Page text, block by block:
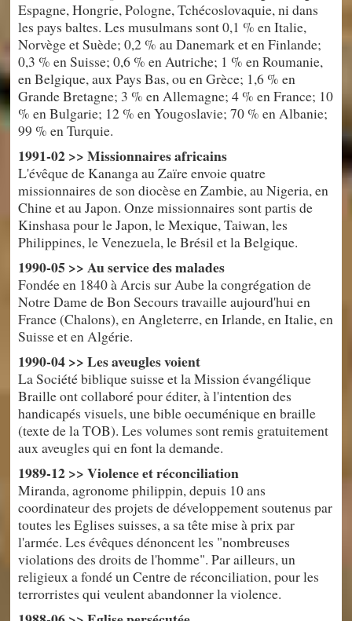
Espagne, Hongrie, Pologne, Tchécoslovaquie, ni dans
les pays baltes. Les musulmans sont 0,1 % en Italie,
Norvège et Suède; 0,2 % au Danemark et en Finlande;
0,3 % en Suisse; 0,6 % en Autriche; 1 % en Roumanie,
en Belgique, aux Pays Bas, ou en Grèce; 1,6 % en
Grande Bretagne; 3 % en Allemagne; 4 % en France; 10
% en Bulgarie; 12 % en Yougoslavie; 70 % en Albanie;
99 % en Turquie.
1991-02 >> Missionnaires africains
L'évêque de Kananga au Zaïre envoie quatre
missionnaires de son diocèse en Zambie, au Nigeria, en
Chine et au Japon. Onze missionnaires sont partis de
Kinshasa pour le Japon, le Mexique, Taiwan, les
Philippines, le Venezuela, le Brésil et la Belgique.
1990-05 >> Au service des malades
Fondée en 1840 à Arcis sur Aube la congrégation de
Notre Dame de Bon Secours travaille aujourd'hui en
France (Chalons), en Angleterre, en Irlande, en Italie, en
Suisse et en Algérie.
1990-04 >> Les aveugles voient
La Société biblique suisse et la Mission évangélique
Braille ont collaboré pour éditer, à l'intention des
handicapés visuels, une bible oecuménique en braille
(texte de la TOB). Les volumes sont remis gratuitement
aux aveugles qui en font la demande.
1989-12 >> Violence et réconciliation
Miranda, agronome philippin, depuis 10 ans
coordinateur des projets de développement soutenus par
toutes les Eglises suisses, a sa tête mise à prix par
l'armée. Les évêques dénoncent les "nombreuses
violations des droits de l'homme". Par ailleurs, un
religieux a fondé un Centre de réconciliation, pour les
terrorristes qui veulent abandonner la violence.